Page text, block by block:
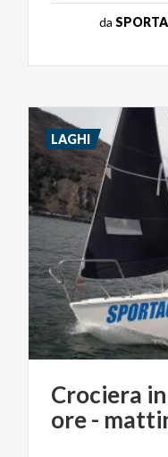
da
Crociera in
ore-
LAGHI